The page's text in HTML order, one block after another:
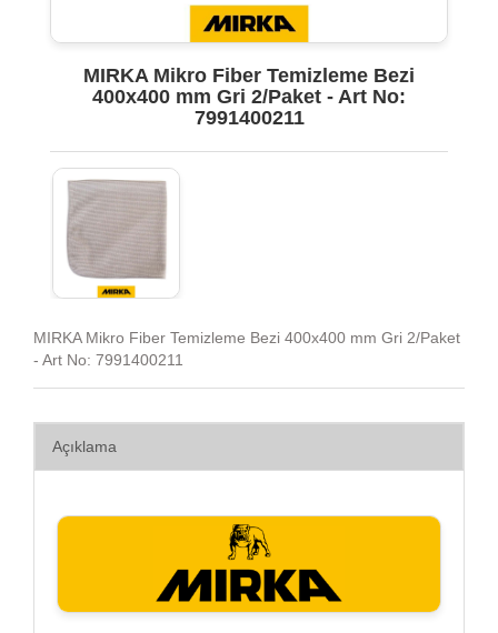
MIRKA Mikro Fiber Temizleme Bezi
400x400 mm Gri 2/Paket - Art No:
7991400211
MIRKA Mikro Fiber Temizleme Bezi 400x400 mm Gri 2/Paket
- Art No: 7991400211
Açıklama